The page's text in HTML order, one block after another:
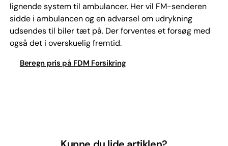
lignende system til ambulancer. Her vil FM-senderen
sidde i ambulancen og en advarsel om udrykning
udsendes til biler tæt på. Der forventes et forsøg med
også det i overskuelig fremtid.
Beregn pris på FDM Forsikring